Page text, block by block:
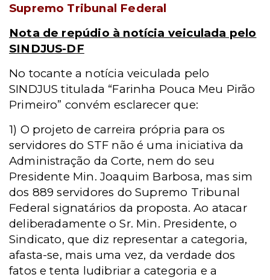
Supremo Tribunal Federal
Nota de repúdio à notícia veiculada pelo
SINDJUS-DF
No tocante a notícia veiculada pelo
SINDJUS titulada “Farinha Pouca Meu Pirão
Primeiro” convém esclarecer que:
1) O projeto de carreira própria para os
servidores do STF não é uma iniciativa da
Administração da Corte, nem do seu
Presidente Min. Joaquim Barbosa, mas sim
dos 889 servidores do Supremo Tribunal
Federal signatários da proposta. Ao atacar
deliberadamente o Sr. Min. Presidente, o
Sindicato, que diz representar a categoria,
afasta-se, mais uma vez, da verdade dos
fatos e tenta ludibriar a categoria e a